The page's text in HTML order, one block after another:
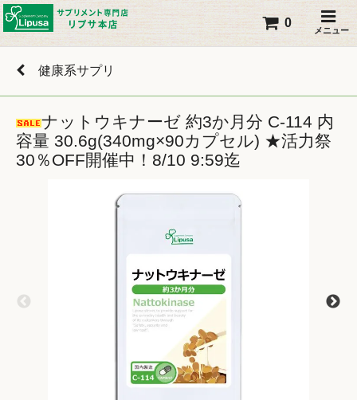
メニュー
0
健康系サプリ
ナットウキナーゼ 約3か月分 C-114 内
容量 30.6g(340mg×90カプセル) ★活力祭
30％OFF開催中！8/10 9:59迄